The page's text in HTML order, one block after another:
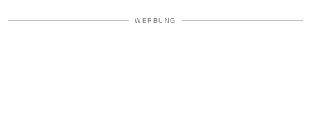
WERBUNG